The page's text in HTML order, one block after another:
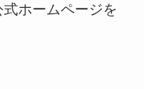
ホームページを